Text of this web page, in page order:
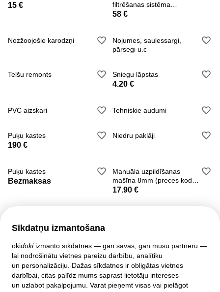
15 €
filtrēšanas sistēma
(vakuuma filtrs)
58 €
Nozžoojošie karodzņi
Nojumes, saulessargi,
pārsegi u.c
Telšu remonts Sniegu lāpstas
4.20 €
PVC aizskari Tehniskie audumi
Puķu kastes
190 €
Niedru paklāji
Puķu kastes
Bezmaksas
Manuāla uzpildīšanas
mašīna 8mm (preces kods
P25636)
17.90 €
Sīkdatņu izmantošana
okidokiizmanto sīkdatnes — gan savas, gan mūsu partneru —
lai nodrošinātu vietnes pareizu darbību, analītiku
un personalizāciju. Dažas sīkdatnes ir obligātas vietnes
darbībai, citas palīdz mums saprast lietotāju intereses
un uzlabot pakalpojumu. Varat pieņemt visas vai pielāgot
Klientu atbalsts
Palīdzība
Politika un līgumi
Privātuma iestatījumi